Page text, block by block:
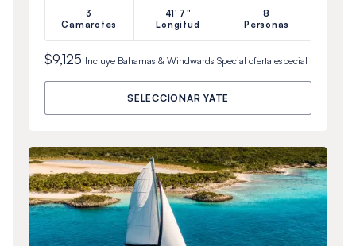
3
Camarotes
41'7"
Longitud
8
Personas
$9,125 Incluye Bahamas & Windwards Special oferta especial
SELECCIONAR YATE